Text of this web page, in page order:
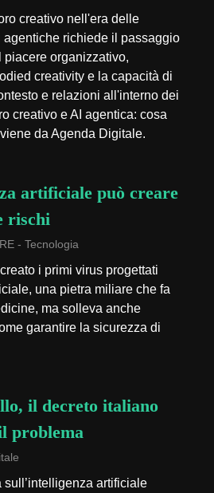
creativo nell'era delle
richiede il passaggio
organizzativo,
creativity e la capacità di
e relazioni all'interno dei
creativo e AI agentica: cosa
da Agenda Digitale.
artificiale può creare
rischi
- Tecnologia
i primi virus progettati
una pietra miliare che fa
ma solleva anche
garantire la sicurezza di
il decreto italiano
problema
artificiale